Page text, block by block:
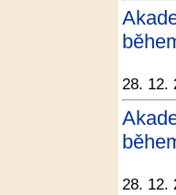
28. 12.
28. 12.